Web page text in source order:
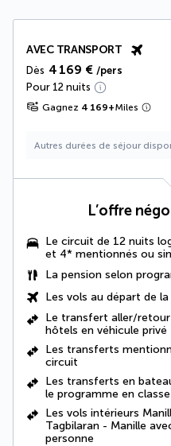
AVEC TRANSPORT
Dès 4 169 € /pers
Pour 12 nuits
Gagnez 4 169+Miles
Autres durées de séjour
L’offre
Le circuit de 12 nuits
et 4* mentionnés ou
La pension selon
Les vols au départ de
Le transfert aller/
hôtels en véhicule privé
Les transferts
circuit
Les transferts en
le programme en
Les vols intérieurs
Tagbilaran - Manille
personne